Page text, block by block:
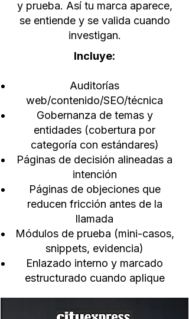
y prueba. Así tu marca aparece,
se entiende y se valida cuando
investigan.
Incluye:
Auditorías
web/contenido/SEO/técnica
Gobernanza de temas y
entidades (cobertura por
categoría con estándares)
Páginas de decisión alineadas a
intención
Páginas de objeciones que
reducen fricción antes de la
llamada
Módulos de prueba (mini-casos,
snippets, evidencia)
Enlazado interno y marcado
estructurado cuando aplique